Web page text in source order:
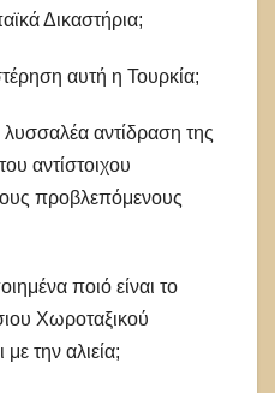
Δικαστήρια;
αυτή η Τουρκία;
αντίδραση της
αντίστοιχου
προβλεπόμενους
ποιό είναι το
Χωροταξικού
την αλιεία;